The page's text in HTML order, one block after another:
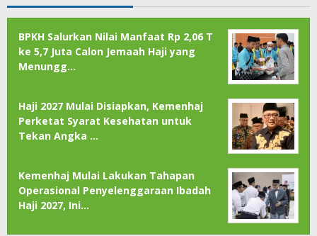
BPKH Salurkan Nilai Manfaat Rp 2,06 T
ke 5,7 Juta Calon Jemaah Haji yang
Menungg…
Haji 2027 Mulai Disiapkan, Kemenhaj
Perketat Syarat Kesehatan untuk
Tekan Angka …
Kemenhaj Mulai Lakukan Tahapan
Operasional Penyelenggaraan Ibadah
Haji 2027, Ini…